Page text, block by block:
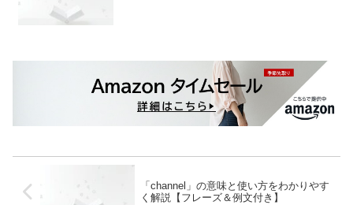
「channel」の意味と使い方をわかりやす
く解説【フレーズ＆例文付き】